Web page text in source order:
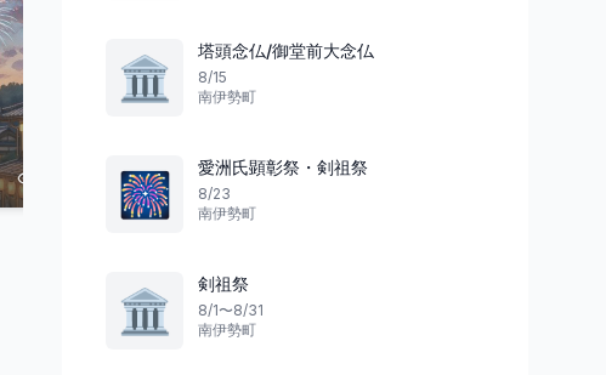
大津市
🏛️
塔頭念仏/御堂前大念仏
8/15
南伊勢町
🎆
愛洲氏顕彰祭・剣祖祭
8/23
南伊勢町
🏛️
剣祖祭
8/1〜8/31
南伊勢町